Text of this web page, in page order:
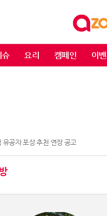
슈 요리 캠페인 이
공자 포상 추천 연장 공고